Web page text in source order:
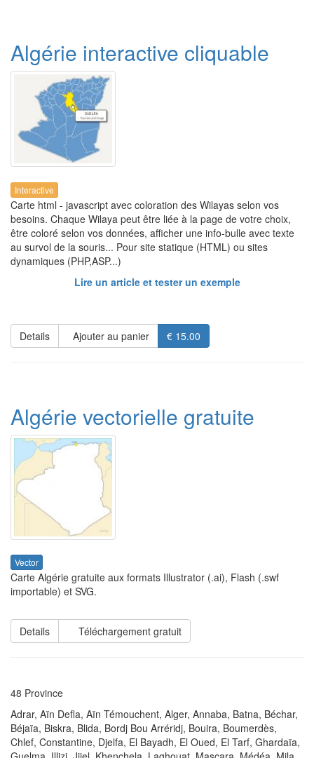
Algérie interactive cliquable
Interactive
Carte html - javascript avec coloration des Wilayas selon vos
besoins. Chaque Wilaya peut être liée à la page de votre choix,
être coloré selon vos données, afficher une info-bulle avec texte
au survol de la souris... Pour site statique (HTML) ou sites
dynamiques (PHP,ASP...)
Lire un article et tester un exemple
Details Ajouter au panier € 15.00
Algérie vectorielle gratuite
Vector
Carte Algérie gratuite aux formats Illustrator (.ai), Flash (.swf
importable) et SVG.
Details Téléchargement gratuit
48 Province
Adrar, Aïn Defla, Aïn Témouchent, Alger, Annaba, Batna, Béchar,
Béjaïa, Biskra, Blida, Bordj Bou Arréridj, Bouira, Boumerdès,
Chlef, Constantine, Djelfa, El Bayadh, El Oued, El Tarf, Ghardaïa,